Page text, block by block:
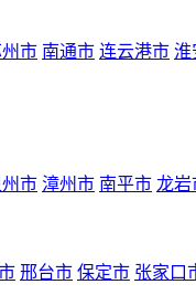
市 南通市 连云港市 淮
市 漳州市 南平市 龙岩
邢台市 保定市 张家口